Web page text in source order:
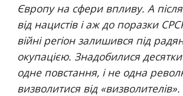
Європу на сфери впливу. А
від нацистів і аж до поразки
війні регіон залишився під
окупацією. Знадобилися десятки
одне повстання, і не одна
визволитися від